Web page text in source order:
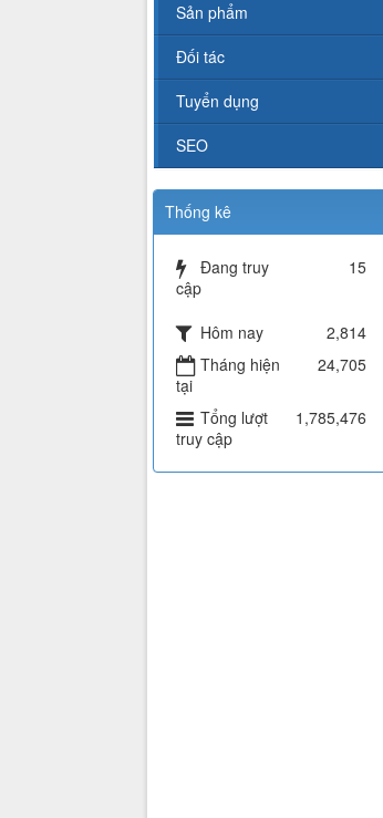
Sản phẩm
Đối tác
Tuyển dụng
SEO
Thống kê
Đang truy
cập
15
Hôm nay
2,814
Tháng hiện
tại
24,705
Tổng lượt
truy cập
1,785,476